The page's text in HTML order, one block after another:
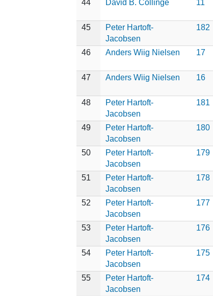
44
David B. Collinge 11
45
Peter Hartoft-
Jacobsen
182
46
Anders Wiig Nielsen 17
47
Anders Wiig Nielsen 16
48
Peter Hartoft-
Jacobsen
181
49
Peter Hartoft-
Jacobsen
180
50
Peter Hartoft-
Jacobsen
179
51
Peter Hartoft-
Jacobsen
178
52
Peter Hartoft-
Jacobsen
177
53
Peter Hartoft-
Jacobsen
176
54
Peter Hartoft-
Jacobsen
175
55
Peter Hartoft-
Jacobsen
174